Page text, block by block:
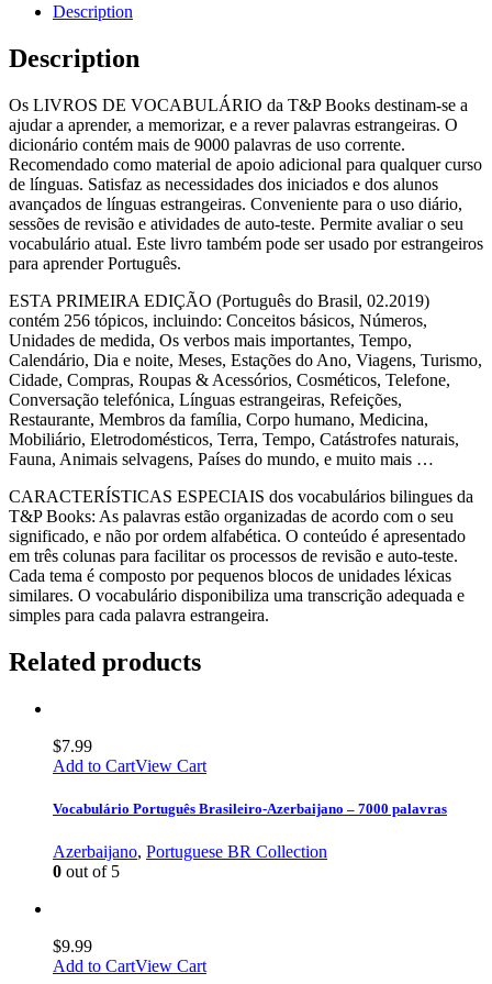
Description
Description
Os LIVROS DE VOCABULÁRIO da T&P Books destinam-se a
ajudar a aprender, a memorizar, e a rever palavras estrangeiras. O
dicionário contém mais de 9000 palavras de uso corrente.
Recomendado como material de apoio adicional para qualquer curso
de línguas. Satisfaz as necessidades dos iniciados e dos alunos
avançados de línguas estrangeiras. Conveniente para o uso diário,
sessões de revisão e atividades de auto-teste. Permite avaliar o seu
vocabulário atual. Este livro também pode ser usado por estrangeiros
para aprender Português.
ESTA PRIMEIRA EDIÇÃO (Português do Brasil, 02.2019)
contém 256 tópicos, incluindo: Conceitos básicos, Números,
Unidades de medida, Os verbos mais importantes, Tempo,
Calendário, Dia e noite, Meses, Estações do Ano, Viagens, Turismo,
Cidade, Compras, Roupas & Acessórios, Cosméticos, Telefone,
Conversação telefónica, Línguas estrangeiras, Refeições,
Restaurante, Membros da família, Corpo humano, Medicina,
Mobiliário, Eletrodomésticos, Terra, Tempo, Catástrofes naturais,
Fauna, Animais selvagens, Países do mundo, e muito mais …
CARACTERÍSTICAS ESPECIAIS dos vocabulários bilingues da
T&P Books: As palavras estão organizadas de acordo com o seu
significado, e não por ordem alfabética. O conteúdo é apresentado
em três colunas para facilitar os processos de revisão e auto-teste.
Cada tema é composto por pequenos blocos de unidades léxicas
similares. O vocabulário disponibiliza uma transcrição adequada e
simples para cada palavra estrangeira.
Related products
$7.99
Add to CartView Cart
Vocabulário Português Brasileiro-Azerbaijano – 7000 palavras
Azerbaijano, Portuguese BR Collection
0 out of 5
$9.99
Add to CartView Cart